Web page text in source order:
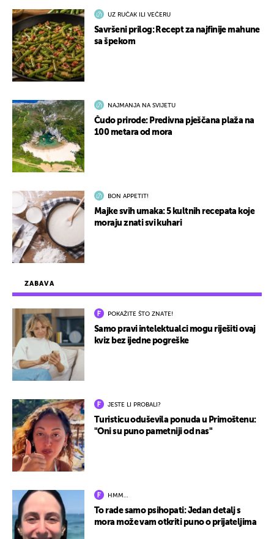
ZABAVA
POKAŽITE ŠTO ZNATE!
Samo pravi intelektualci mogu riješiti ovaj
kviz bez ijedne pogreške
JESTE LI PROBALI?
Turisticu oduševila ponuda u Primoštenu:
"Oni su puno pametniji od nas"
HMM…
To rade samo psihopati: Jedan detalj s
mora može vam otkriti puno o prijateljima
UZ RUČAK ILI VEČERU
Savršeni prilog: Recept za najfinije mahune
sa špekom
NAJMANJA NA SVIJETU
Čudo prirode: Predivna pješčana plaža na
100 metara od mora
BON APPETIT!
Majke svih umaka: 5 kultnih recepata koje
moraju znati svi kuhari